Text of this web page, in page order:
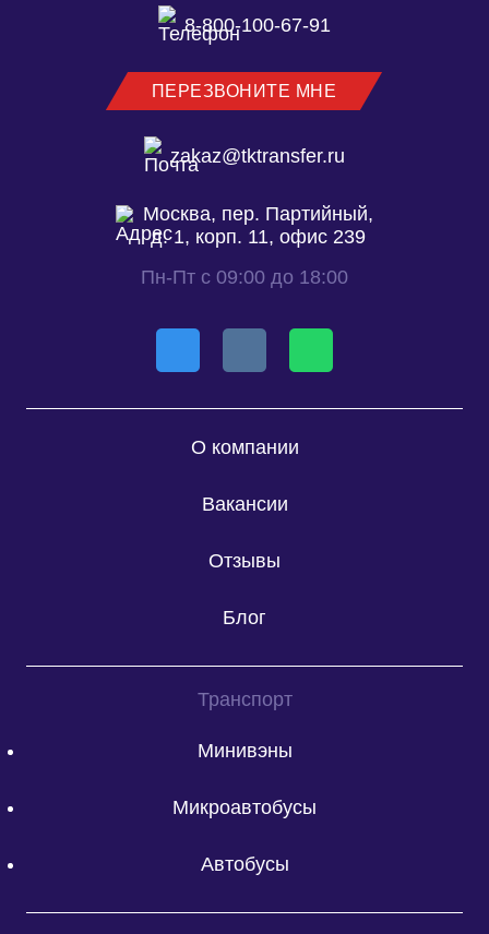
8-800-100-67-91
ПЕРЕЗВОНИТЕ МНЕ
zakaz@tktransfer.ru
Москва, пер. Партийный,
д. 1, корп. 11, офис 239
Пн-Пт с 09:00 до 18:00
О компании
Вакансии
Отзывы
Блог
Транспорт
Минивэны
Микроавтобусы
Автобусы